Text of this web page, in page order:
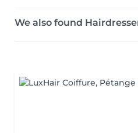
We also found